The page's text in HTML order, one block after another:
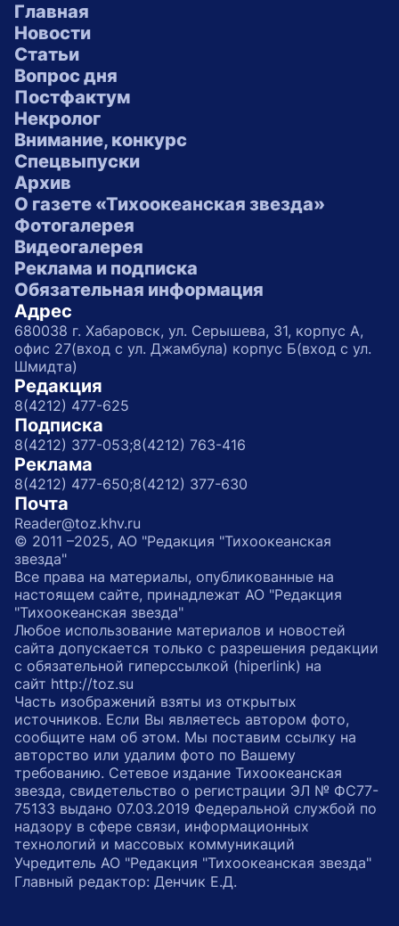
Главная
Новости
Статьи
Вопрос дня
Постфактум
Некролог
Внимание, конкурс
Спецвыпуски
Архив
О газете «Тихоокеанская звезда»
Фотогалерея
Видеогалерея
Реклама и подписка
Обязательная информация
Адрес
680038 г. Хабаровск, ул. Серышева, 31, корпус А,
офис 27(вход с ул. Джамбула) корпус Б(вход с ул.
Шмидта)
Редакция
8(4212) 477-625
Подписка
8(4212) 377-053;8(4212) 763-416
Реклама
8(4212) 477-650;8(4212) 377-630
Почта
Reader@toz.khv.ru
© 2011 –2025, АО "Редакция "Тихоокеанская
звезда"
Все права на материалы, опубликованные на
настоящем сайте, принадлежат АО "Редакция
"Тихоокеанская звезда"
Любое использование материалов и новостей
сайта допускается только с разрешения редакции
с обязательной гиперссылкой (hiperlink) на
сайт http://toz.su
Часть изображений взяты из открытых
источников. Если Вы являетесь автором фото,
сообщите нам об этом. Мы поставим ссылку на
авторство или удалим фото по Вашему
требованию. Сетевое издание Тихоокеанская
звезда, свидетельство о регистрации ЭЛ № ФС77-
75133 выдано 07.03.2019 Федеральной службой по
надзору в сфере связи, информационных
технологий и массовых коммуникаций
Учредитель АО "Редакция "Тихоокеанская звезда"
Главный редактор: Денчик Е.Д.